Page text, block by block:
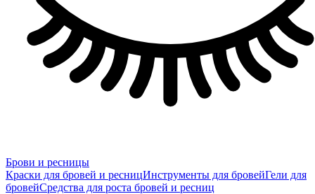
Брови и ресницы
Краски для бровей и ресницИнструменты для бровейГели для
бровейСредства для роста бровей и ресниц